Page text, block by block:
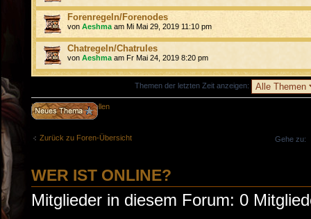
Forenregeln/Forenodes
von Aeshma am Mi Mai 29, 2019 11:10 pm
Chatregeln/Chatrules
von Aeshma am Fr Mai 24, 2019 8:20 pm
Themen der letzten Zeit anzeigen:
Neues Thema erstellen
Zurück zu Foren-Übersicht Gehe zu:
WER IST ONLINE?
Mitglieder in diesem Forum: 0